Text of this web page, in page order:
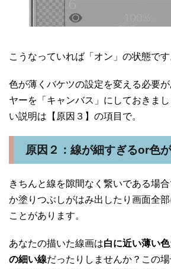
こうなっていれば「オン」の状態です
色が薄くバケツの設定を変える必要
ヤーを「キャンバス」にしておきま
い説明は【原因３】の項目で。
原因２：線が細すぎるor色
きちんと線を隙間なく繋いである場
か塗りつぶしがはみ出したり画面全
ことがあります。
あなたの描いた線画は白に近い薄い色
の細い線だったりしませんか？この